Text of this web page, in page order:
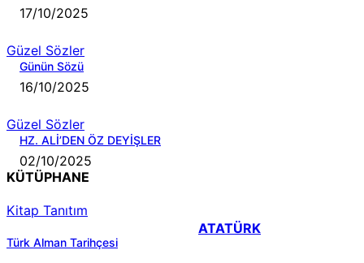
17/10/2025
Güzel Sözler
Günün Sözü
16/10/2025
Güzel Sözler
HZ. ALİ’DEN ÖZ DEYİŞLER
02/10/2025
KÜTÜPHANE
Kitap Tanıtım
Türk Alman Tarihçesi
ATATÜRK